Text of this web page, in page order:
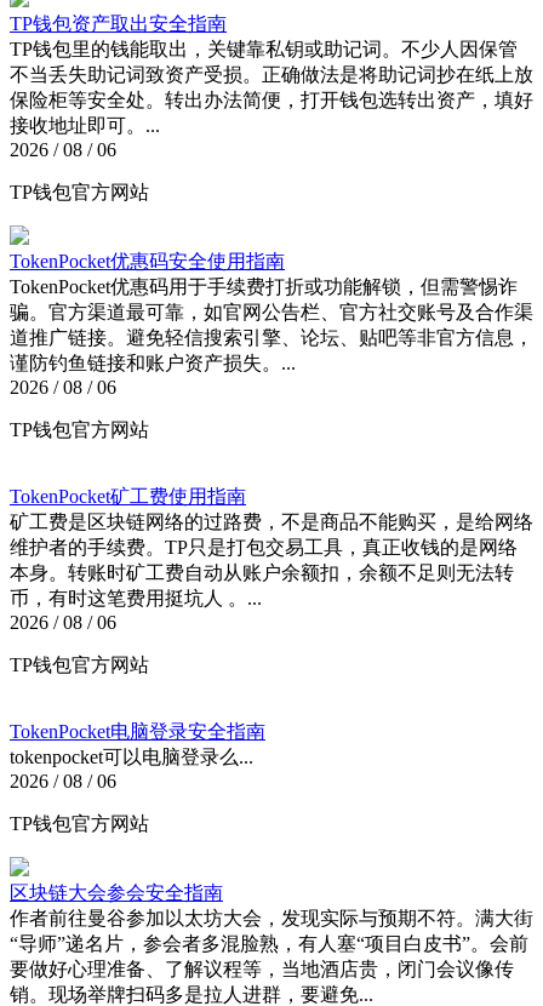
TP钱包资产取出安全指南
TP钱包里的钱能取出，关键靠私钥或助记词。不少人因保管
不当丢失助记词致资产受损。正确做法是将助记词抄在纸上放
保险柜等安全处。转出办法简便，打开钱包选转出资产，填好
接收地址即可。...
2026 / 08 / 06
TP钱包官方网站
TokenPocket优惠码安全使用指南
TokenPocket优惠码用于手续费打折或功能解锁，但需警惕诈
骗。官方渠道最可靠，如官网公告栏、官方社交账号及合作渠
道推广链接。避免轻信搜索引擎、论坛、贴吧等非官方信息，
谨防钓鱼链接和账户资产损失。...
2026 / 08 / 06
TP钱包官方网站
TokenPocket矿工费使用指南
矿工费是区块链网络的过路费，不是商品不能购买，是给网络
维护者的手续费。TP只是打包交易工具，真正收钱的是网络
本身。转账时矿工费自动从账户余额扣，余额不足则无法转
币，有时这笔费用挺坑人 。...
2026 / 08 / 06
TP钱包官方网站
TokenPocket电脑登录安全指南
tokenpocket可以电脑登录么...
2026 / 08 / 06
TP钱包官方网站
区块链大会参会安全指南
作者前往曼谷参加以太坊大会，发现实际与预期不符。满大街
“导师”递名片，参会者多混脸熟，有人塞“项目白皮书”。会前
要做好心理准备、了解议程等，当地酒店贵，闭门会议像传
销。现场举牌扫码多是拉人进群，要避免...